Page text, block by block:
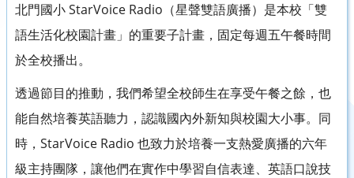
北門國小 StarVoice Radio（星聲雙語廣播）是本校「雙
語生活化校園計畫」的重要子計畫，固定每週五午餐時間
於全校播出。
透過節目的推動，我們希望全校師生在享受午餐之餘，也
能自然培養英語聽力，認識國內外新知與校園大小事。同
時，StarVoice Radio 也致力於培養一支熱愛廣播的六年
級主持團隊，讓他們在實作中學習自信表達、英語口說技